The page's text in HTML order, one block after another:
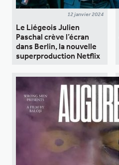
12 janvier 2024
Le Liégeois Julien
Paschal crève l’écran
dans Berlin, la nouvelle
superproduction Netflix